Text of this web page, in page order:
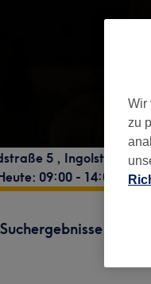
5 , Ingolstadt ,
09:00 - 14:00
Wir
zu